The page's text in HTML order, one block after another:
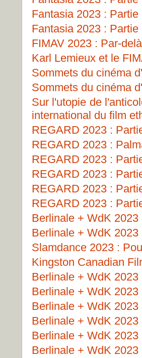
Fantasia 2023 : Partie
Fantasia 2023 : Partie
FIMAV 2023 : Par-
Karl Lemieux et le
Sommets du cinéma
Sommets du cinéma
Sur l'utopie de
international du film
REGARD 2023 :
REGARD 2023 :
REGARD 2023 :
REGARD 2023 :
REGARD 2023 :
REGARD 2023 :
Berlinale + WdK 2023
Berlinale + WdK 2023
Slamdance 2023 :
Kingston Canadian
Berlinale + WdK 2023
Berlinale + WdK 2023
Berlinale + WdK 2023
Berlinale + WdK 2023
Berlinale + WdK 2023
Berlinale + WdK 2023